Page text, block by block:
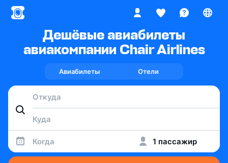
Дешёвые авиабилеты
авиакомпании Chair Airlines
Авиабилеты Отели
Когда 1 пассажир